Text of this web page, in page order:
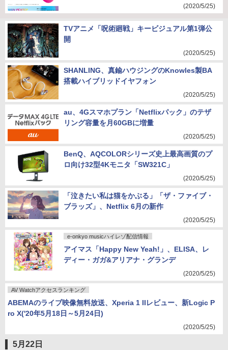
(2020/5/25)
TVアニメ「呪術廻戦」キービジュアル第1弾公
開
(2020/5/25)
SHANLING、真鍮ハウジングのKnowles製BA
搭載ハイブリッドイヤフォン
(2020/5/25)
au、4Gスマホプラン「Netflixパック」のテザ
リング容量を月60GBに増量
(2020/5/25)
BenQ、AQCOLORシリーズ史上最高画質のプ
ロ向け32型4Kモニタ「SW321C」
(2020/5/25)
「泣きたい私は猫をかぶる」「ザ・ファイブ・
ブラッズ」、Netflix 6月の新作
(2020/5/25)
e-onkyo musicハイレゾ配信情報
アイマス「Happy New Yeah!」、ELISA、レ
ディー・ガガ&アリアナ・グランデ
(2020/5/25)
AV Watchアクセスランキング
ABEMAのライブ映像無料放送、Xperia 1 IIレビュー、新Logic P
ro X('20年5月18日～5月24日)
(2020/5/25)
5月22日